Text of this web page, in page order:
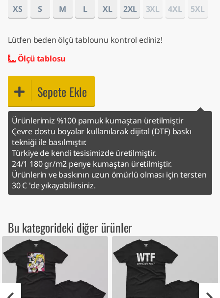
XS S M L XL 2XL 3XL 4XL 5XL
Lütfen beden ölçü tablounu kontrol ediniz!
Ölçü tablosu
Sepete Ekle
Ürünlerimiz %100 pamuk kumaştan üretilmiştir
Çevre dostu boyalar kullanılarak dijital (DTF) baskı
tekniği ile basılmıştır.
Türkiye de kendi tesisimizde üretilmiştir.
24/1 180 gr/m2 penye kumaştan üretilmiştir.
Ürünlerin ve baskının uzun ömürlü olması için tersten
30 C 'de yıkayabilirsiniz.
Bu kategorideki diğer ürünler